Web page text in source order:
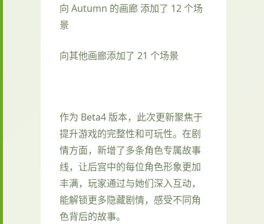
向 Autumn 的画廊 添加了 12 个场
景
向其他画廊添加了 21 个场景
作为 Beta4 版本，此次更新聚焦于
提升游戏的完整性和可玩性。在剧
情方面，新增了多条角色专属故事
线，让后宫中的每位角色形象更加
丰满，玩家通过与她们深入互动，
能解锁更多隐藏剧情，感受不同角
色背后的故事。